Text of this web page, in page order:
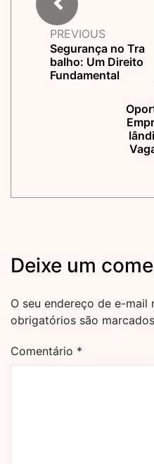
PREVIOUS
Segurança no Tra
balho: Um Direito
Fundamental
Deixe um
O seu endereço de e-mail
obrigatórios são
Comentário *